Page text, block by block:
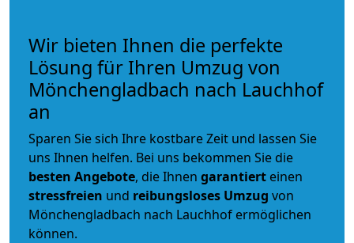
Wir bieten Ihnen die perfekte
Lösung für Ihren Umzug von
Mönchengladbach nach Lauchhof
an
Sparen Sie sich Ihre kostbare Zeit und lassen Sie
uns Ihnen helfen. Bei uns bekommen Sie die
besten Angebote, die Ihnen garantiert einen
stressfreien und reibungsloses Umzug von
Mönchengladbach nach Lauchhof ermöglichen
können.